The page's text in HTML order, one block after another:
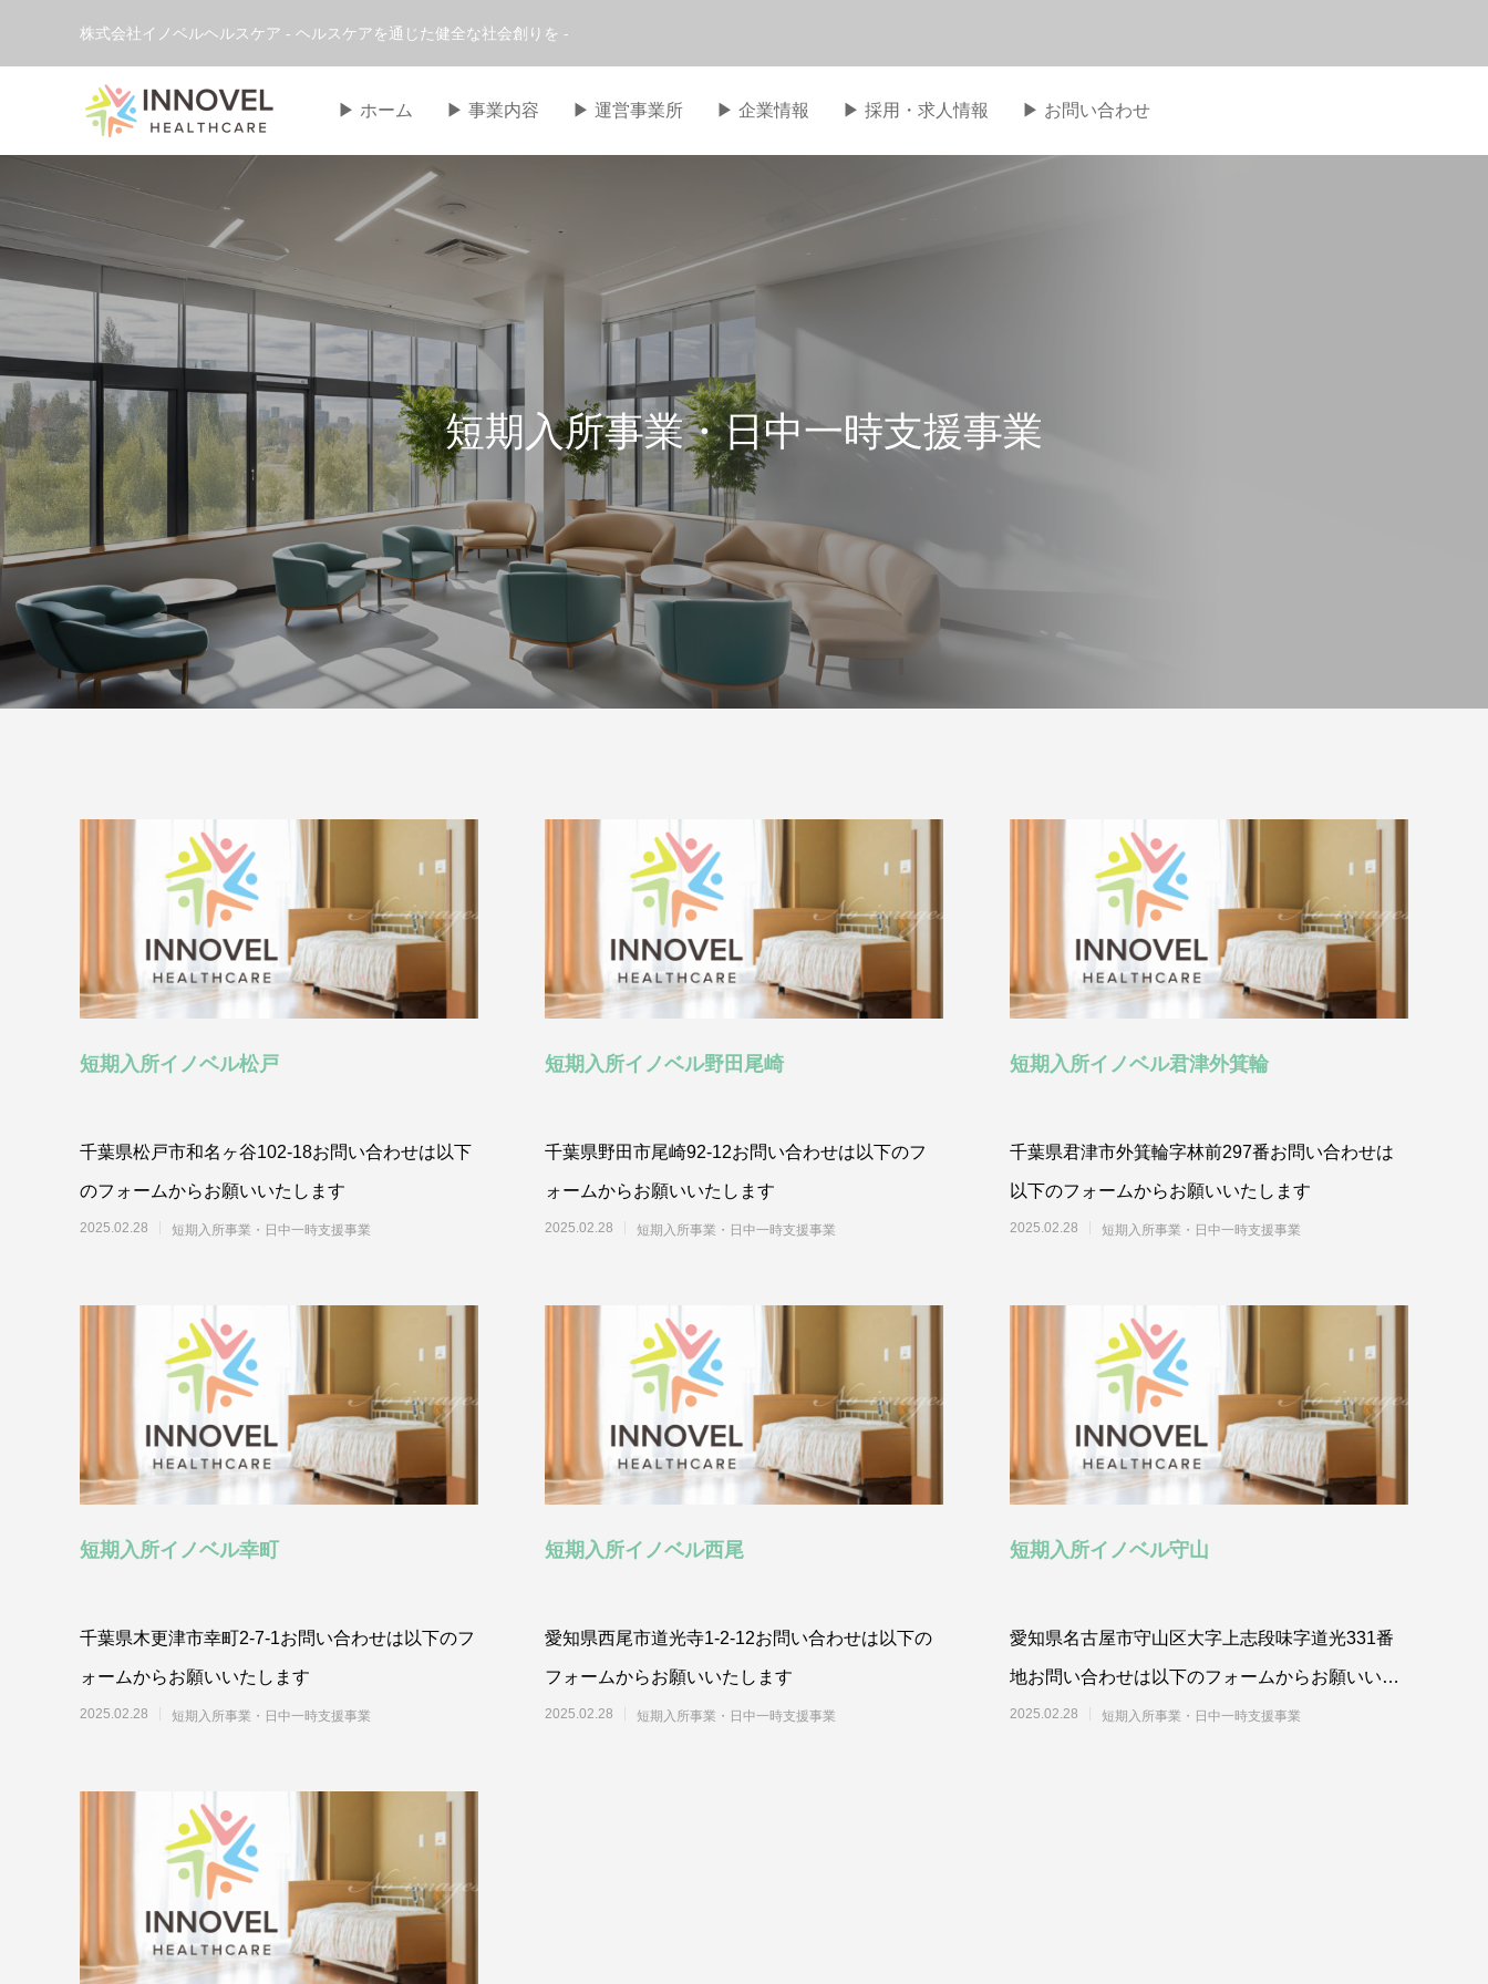
株式会社イノベルヘルスケア - ヘルスケアを通じた健全な社会創りを -
▶︎ ホーム ▶︎ 事業内容 ▶︎ 運営事業所 ▶︎ 企業情報 ▶︎ 採用・求人情報 ▶︎ お問い合わせ
短期入所事業・日中一時支援事業
短期入所イノベル松戸
千葉県松戸市和名ヶ谷102-18お問い合わせは以下
のフォームからお願いいたします
2025.02.28 短期入所事業・日中一時支援事業
短期入所イノベル野田尾崎
千葉県野田市尾崎92-12お問い合わせは以下のフ
ォームからお願いいたします
2025.02.28 短期入所事業・日中一時支援事業
短期入所イノベル君津外箕輪
千葉県君津市外箕輪字林前297番お問い合わせは
以下のフォームからお願いいたします
2025.02.28 短期入所事業・日中一時支援事業
短期入所イノベル幸町
千葉県木更津市幸町2-7-1お問い合わせは以下のフ
ォームからお願いいたします
2025.02.28 短期入所事業・日中一時支援事業
短期入所イノベル西尾
愛知県西尾市道光寺1-2-12お問い合わせは以下の
フォームからお願いいたします
2025.02.28 短期入所事業・日中一時支援事業
短期入所イノベル守山
愛知県名古屋市守山区大字上志段味字道光331番
地お問い合わせは以下のフォームからお願いいた
します
2025.02.28 短期入所事業・日中一時支援事業